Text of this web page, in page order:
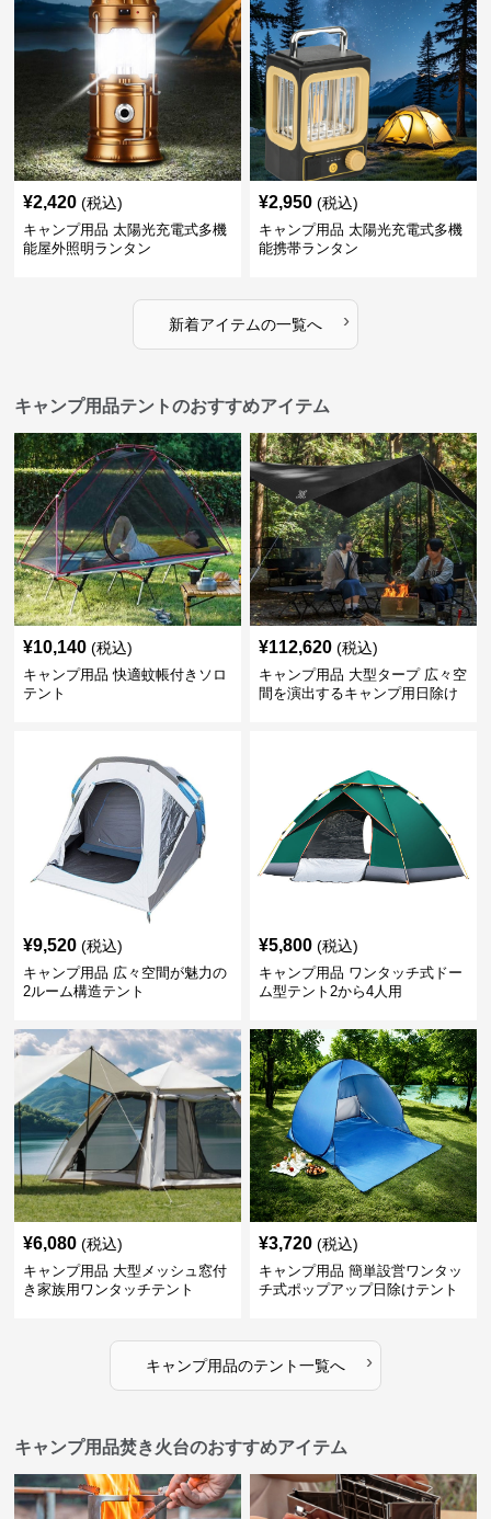
¥2,420 (税込)
キャンプ用品 太陽光充電式多機
能屋外照明ランタン
¥2,950 (税込)
キャンプ用品 太陽光充電式多機
能携帯ランタン
新着アイテムの一覧へ ›
キャンプ用品テントのおすすめアイテム
¥10,140 (税込)
キャンプ用品 快適蚊帳付きソロ
テント
¥112,620 (税込)
キャンプ用品 大型タープ 広々空
間を演出するキャンプ用日除け
¥9,520 (税込)
キャンプ用品 広々空間が魅力の
2ルーム構造テント
¥5,800 (税込)
キャンプ用品 ワンタッチ式ドー
ム型テント2から4人用
¥6,080 (税込)
キャンプ用品 大型メッシュ窓付
き家族用ワンタッチテント
¥3,720 (税込)
キャンプ用品 簡単設営ワンタッ
チ式ポップアップ日除けテント
キャンプ用品のテント一覧へ ›
キャンプ用品焚き火台のおすすめアイテム